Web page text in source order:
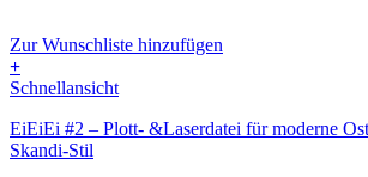
Zur Wunschliste hinzufügen
+
Dieses
weist
mehrere
Schnellansicht
EiEiEi #2 – Plott- &Laserdatei für moderne
Skandi-Stil